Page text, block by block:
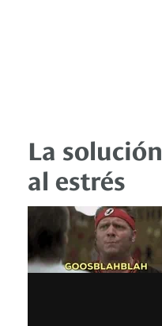
La solución
al estrés